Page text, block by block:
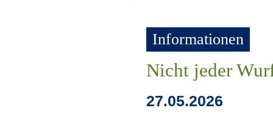
Informationen
Nicht jeder
27.05.2026